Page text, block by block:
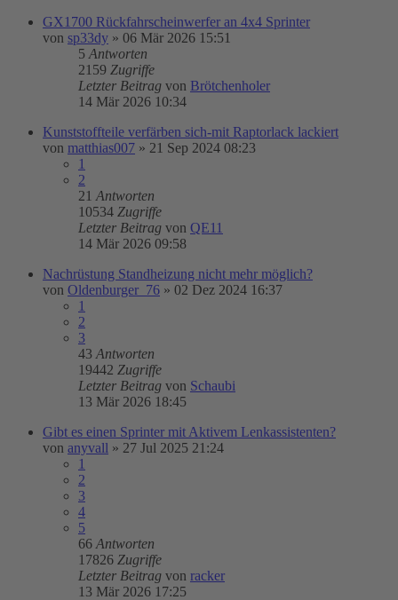
GX1700 Rückfahrscheinwerfer an 4x4 Sprinter
von sp33dy » 06 Mär 2026 15:51
5 Antworten
2159 Zugriffe
Letzter Beitrag von Brötchenholer
14 Mär 2026 10:34
Kunststoffteile verfärben sich-mit Raptorlack lackiert
von matthias007 » 21 Sep 2024 08:23
1
2
21 Antworten
10534 Zugriffe
Letzter Beitrag von QE11
14 Mär 2026 09:58
Nachrüstung Standheizung nicht mehr möglich?
von Oldenburger_76 » 02 Dez 2024 16:37
1
2
3
43 Antworten
19442 Zugriffe
Letzter Beitrag von Schaubi
13 Mär 2026 18:45
Gibt es einen Sprinter mit Aktivem Lenkassistenten?
von anyvall » 27 Jul 2025 21:24
1
2
3
4
5
66 Antworten
17826 Zugriffe
Letzter Beitrag von racker
13 Mär 2026 17:25